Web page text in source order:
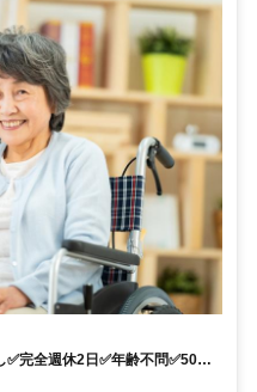
完全週休2日✅年齢不問✅50